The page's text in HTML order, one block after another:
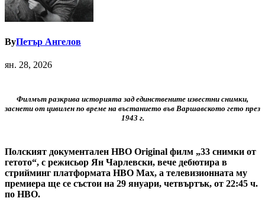
ByПетър Ангелов
ян. 28, 2026
Филмът разкрива историята зад единствените известни снимки,
заснети от цивилен по време на въстанието във Варшавското гето през
1943 г.
Полският документален HBO Original филм „33 снимки от
гетото“, с режисьор Ян Чарлевски, вече дебютира в
стрийминг платформата HBO Max, а телевизионната му
премиера ще се състои на 29 януари, четвъртък, от 22:45 ч.
по HBO.